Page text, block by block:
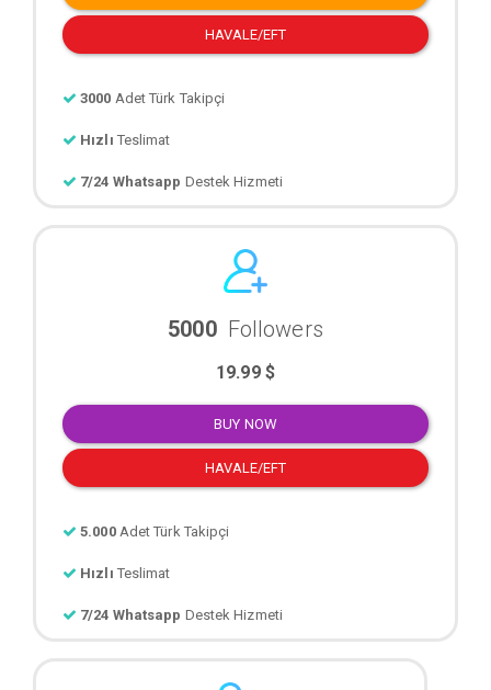
HAVALE/EFT
3000 Adet Türk Takipçi
Hızlı Teslimat
7/24 Whatsapp Destek Hizmeti
5000 Followers
19.99 $
BUY NOW
HAVALE/EFT
5.000 Adet Türk Takipçi
Hızlı Teslimat
7/24 Whatsapp Destek Hizmeti